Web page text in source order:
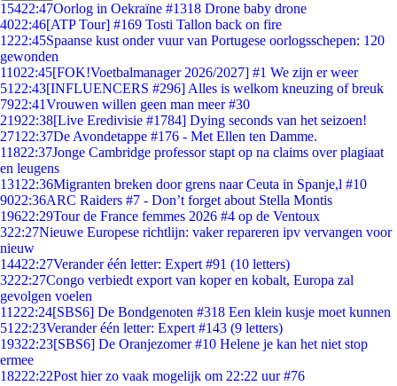
15422:47Oorlog in Oekraïne #1318 Drone baby drone
4022:46[ATP Tour] #169 Tosti Tallon back on fire
1222:45Spaanse kust onder vuur van Portugese oorlogsschepen: 120
gewonden
11022:45[FOK!Voetbalmanager 2026/2027] #1 We zijn er weer
51 22:43[INFLUENCERS #296] Alles is welkom kneuzing of breuk
7922:41Vrouwen willen geen man meer #30
21922:38[Live Eredivisie #1784] Dying seconds van het seizoen!
271 22:37De Avondetappe #176 - Met Ellen ten Damme.
11822:37Jonge Cambridge professor stapt op na claims over plagiaat
en leugens
131 22:36Migranten breken door grens naar Ceuta in Spanje,l #10
9022:36ARC Raiders #7 - Don’t forget about Stella Montis
19622:29Tour de France femmes 2026 #4 op de Ventoux
322:27Nieuwe Europese richtlijn: vaker repareren ipv vervangen voor
nieuw
14422:27Verander één letter: Expert #91 (10 letters)
3222:27Congo verbiedt export van koper en kobalt, Europa zal
gevolgen voelen
11222:24[SBS6] De Bondgenoten #318 Een klein kusje moet kunnen
51 22:23Verander één letter: Expert #143 (9 letters)
19322:23[SBS6] De Oranjezomer #10 Helene je kan het niet stop
ermee
18222:22Post hier zo vaak mogelijk om 22:22 uur #76